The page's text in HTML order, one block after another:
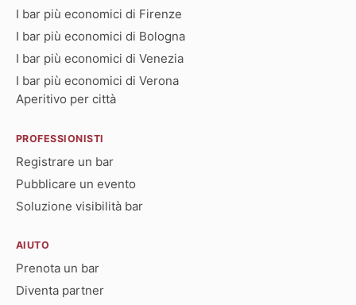
I bar più economici di Firenze
I bar più economici di Bologna
I bar più economici di Venezia
I bar più economici di Verona
Aperitivo per città
PROFESSIONISTI
Registrare un bar
Pubblicare un evento
Soluzione visibilità bar
AIUTO
Prenota un bar
Diventa partner